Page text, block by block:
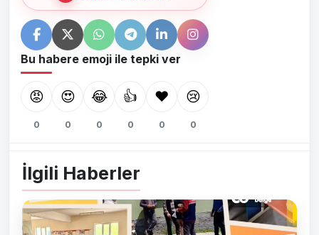
Bu habere emoji ile tepki ver
😡 😍 😂 👍 ❤️ 😢
0 0 0 0 0 0
İlgili Haberler